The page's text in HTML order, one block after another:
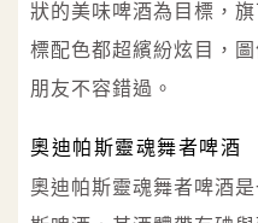
狀的美味啤酒為目標，
標配色都超繽紛炫目，
朋友不容錯過。
奧迪帕斯靈魂舞者啤酒
奧迪帕斯靈魂舞者啤酒